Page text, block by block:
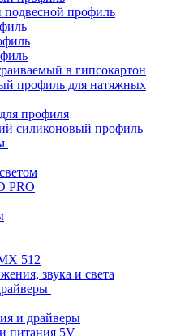
профиль
в гипсокартон
профиль для натяжных
профиля
силиконовый профиль
PRO
512
звука и света
и драйверы
питания 5V